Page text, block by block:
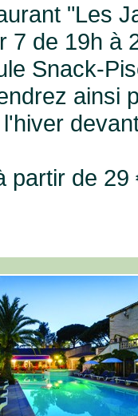
"Les
7 de 19h à
Snack-
ainsi
partir de